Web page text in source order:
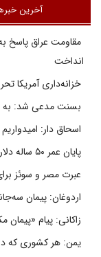
آخرین
مقاومت عراق پاسخ
انداخت
خزانه‌داری آمریکا
بسنت مدعی شد: به
اسحاق دار:
پایان عمر ۵۰ ساله دلارهای نفتی به دست ایران
عبرت مصر و سوئز
اردوغان: پیمان
زاکانی: پیام
یمن: هر کشوری که در